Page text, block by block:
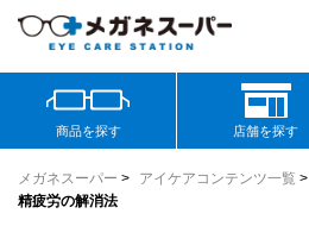
商品を探す 店舗を探す
メガネスーパー > アイケアコンテンツ一覧 >
精疲労の解消法